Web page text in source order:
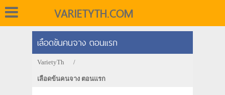
VARIETYTH.COM
เลือดข้นคนจาง ตอนแรก
VarietyTh /
เลือดข้นคนจาง ตอนแรก